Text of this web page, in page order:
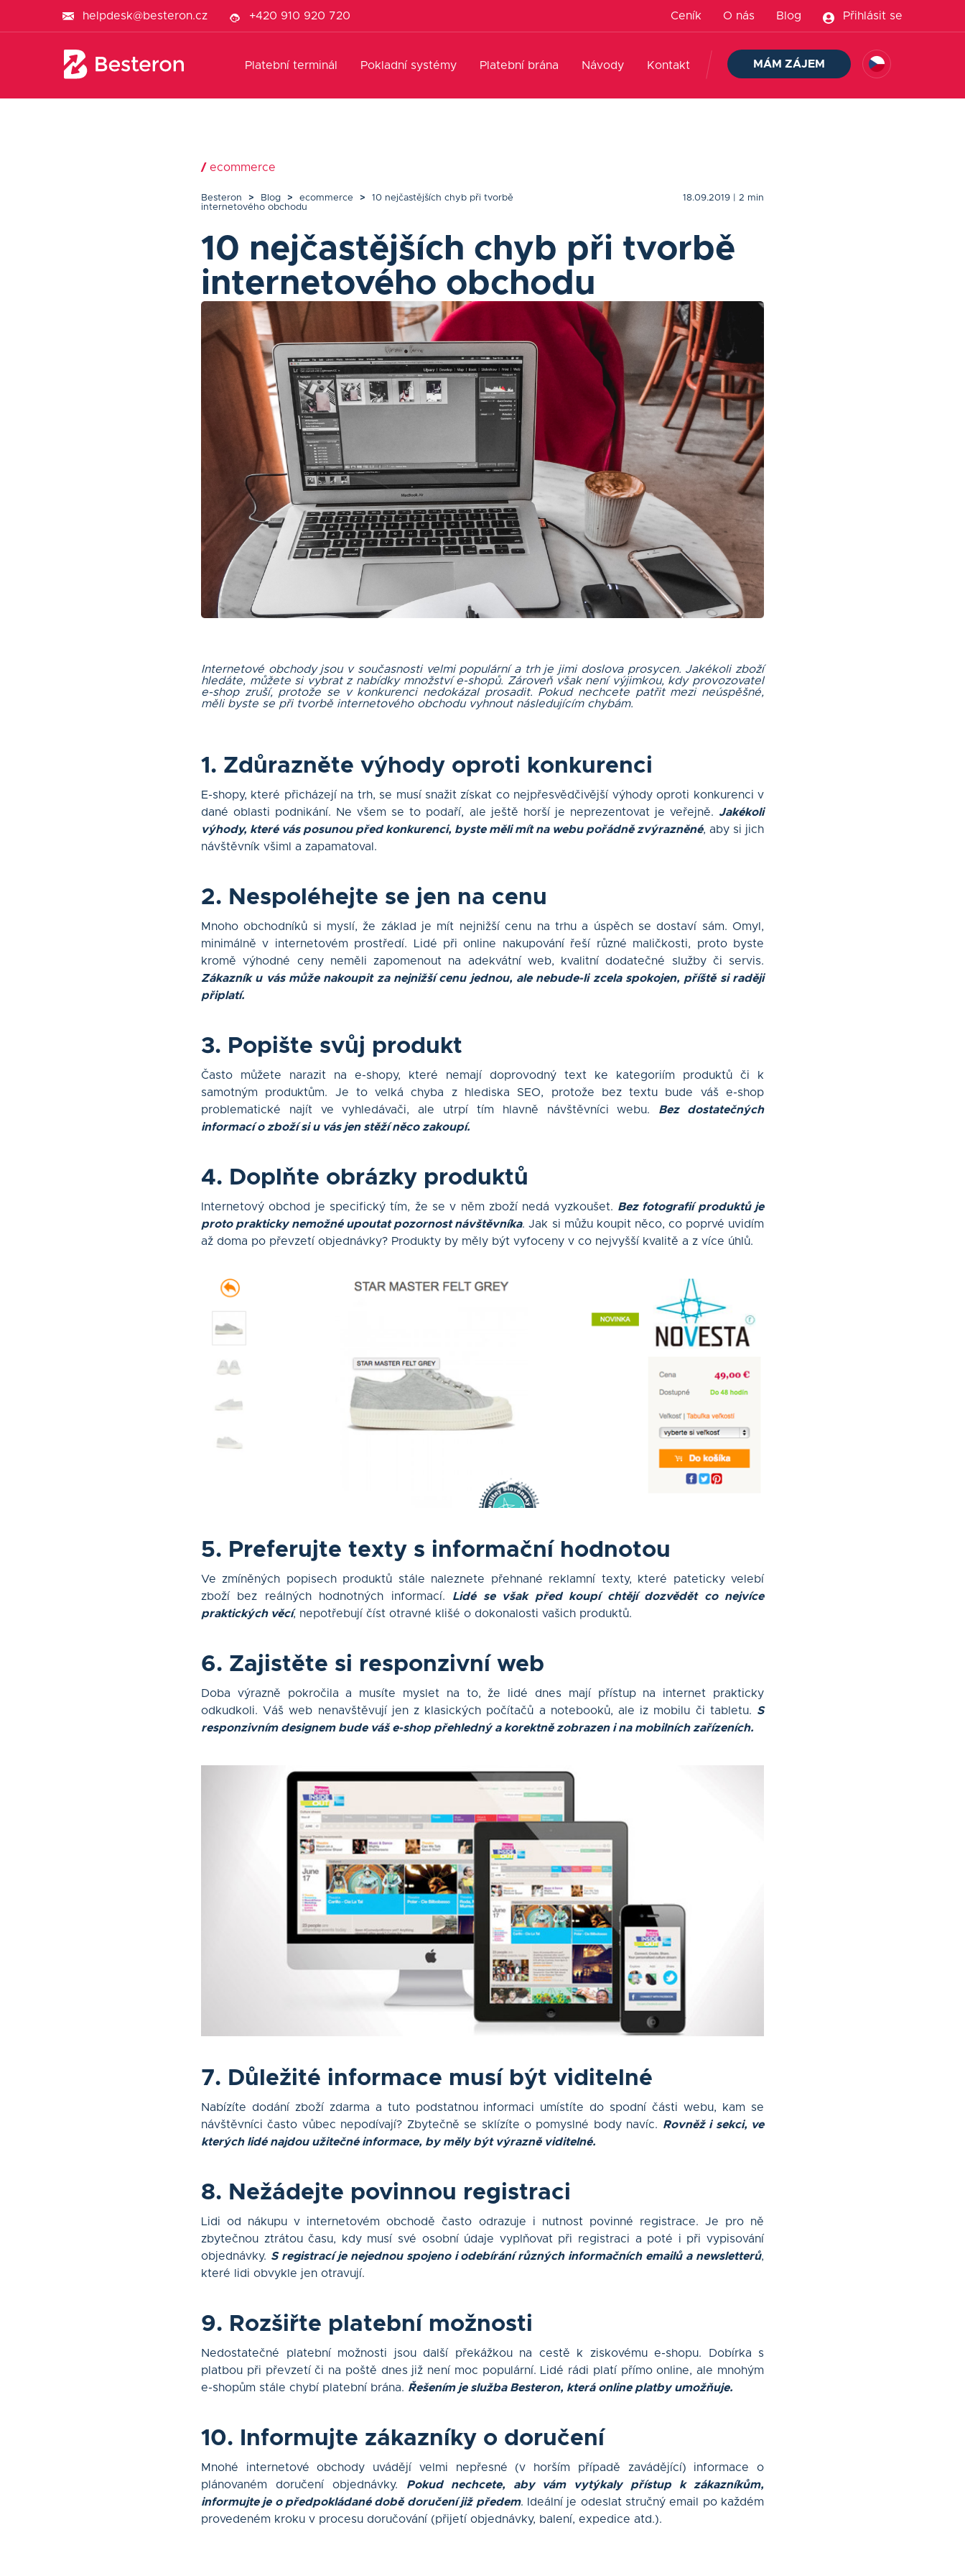
Přihlásit se
Blog
O nás
Ceník
helpdesk@besteron.cz +420 910 920 720
MÁM ZÁJEM
Kontakt
Návody
Platební brána
Pokladní systémy
Platební terminál
/ ecommerce
Besteron > Blog > ecommerce >
10 nejčastějších chyb při tvorbě
internetového obchodu
18.09.2019 | 2 min
10 nejčastějších chyb při tvorbě
internetového obchodu
Internetové obchody jsou v současnosti velmi populární a trh je jimi doslova prosycen. Jakékoli zboží
hledáte, můžete si vybrat z nabídky množství e-shopů. Zároveň však není výjimkou, kdy provozovatel
e-shop zruší, protože se v konkurenci nedokázal prosadit. Pokud nechcete patřit mezi neúspěšné,
měli byste se při tvorbě internetového obchodu vyhnout následujícím chybám.
1. Zdůrazněte výhody oproti konkurenci
E-shopy, které přicházejí na trh, se musí snažit získat co nejpřesvědčivější výhody oproti konkurenci v
dané oblasti podnikání. Ne všem se to podaří, ale ještě horší je neprezentovat je veřejně. Jakékoli
výhody, které vás posunou před konkurenci, byste měli mít na webu pořádně zvýrazněné, aby si jich
návštěvník všiml a zapamatoval.
2. Nespoléhejte se jen na cenu
Mnoho obchodníků si myslí, že základ je mít nejnižší cenu na trhu a úspěch se dostaví sám. Omyl,
minimálně v internetovém prostředí. Lidé při online nakupování řeší různé maličkosti, proto byste
kromě výhodné ceny neměli zapomenout na adekvátní web, kvalitní dodatečné služby či servis.
Zákazník u vás může nakoupit za nejnižší cenu jednou, ale nebude-li zcela spokojen, příště si raději
připlatí.
3. Popište svůj produkt
Často můžete narazit na e-shopy, které nemají doprovodný text ke kategoriím produktů či k
samotným produktům. Je to velká chyba z hlediska SEO, protože bez textu bude váš e-shop
problematické najít ve vyhledávači, ale utrpí tím hlavně návštěvníci webu. Bez dostatečných
informací o zboží si u vás jen stěží něco zakoupí.
4. Doplňte obrázky produktů
Internetový obchod je specifický tím, že se v něm zboží nedá vyzkoušet. Bez fotografií produktů je
proto prakticky nemožné upoutat pozornost návštěvníka. Jak si můžu koupit něco, co poprvé uvidím
až doma po převzetí objednávky? Produkty by měly být vyfoceny v co nejvyšší kvalitě a z více úhlů.
5. Preferujte texty s informační hodnotou
Ve zmíněných popisech produktů stále naleznete přehnané reklamní texty, které pateticky velebí
zboží bez reálných hodnotných informací. Lidé se však před koupí chtějí dozvědět co nejvíce
praktických věcí, nepotřebují číst otravné klišé o dokonalosti vašich produktů.
6. Zajistěte si responzivní web
Doba výrazně pokročila a musíte myslet na to, že lidé dnes mají přístup na internet prakticky
odkudkoli. Váš web nenavštěvují jen z klasických počítačů a notebooků, ale iz mobilu či tabletu. S
responzivním designem bude váš e-shop přehledný a korektně zobrazen i na mobilních zařízeních.
7. Důležité informace musí být viditelné
Nabízíte dodání zboží zdarma a tuto podstatnou informaci umístíte do spodní části webu, kam se
návštěvníci často vůbec nepodívají? Zbytečně se sklízíte o pomyslné body navíc. Rovněž i sekci, ve
kterých lidé najdou užitečné informace, by měly být výrazně viditelné.
8. Nežádejte povinnou registraci
Lidi od nákupu v internetovém obchodě často odrazuje i nutnost povinné registrace. Je pro ně
zbytečnou ztrátou času, kdy musí své osobní údaje vyplňovat při registraci a poté i při vypisování
objednávky. S registrací je nejednou spojeno i odebírání různých informačních emailů a newsletterů,
které lidi obvykle jen otravují.
9. Rozšiřte platební možnosti
Nedostatečné platební možnosti jsou další překážkou na cestě k ziskovému e-shopu. Dobírka s
platbou při převzetí či na poště dnes již není moc populární. Lidé rádi platí přímo online, ale mnohým
e-shopům stále chybí platební brána. Řešením je služba Besteron, která online platby umožňuje.
10. Informujte zákazníky o doručení
Mnohé internetové obchody uvádějí velmi nepřesné (v horším případě zavádějící) informace o
plánovaném doručení objednávky. Pokud nechcete, aby vám vytýkaly přístup k zákazníkům,
informujte je o předpokládané době doručení již předem. Ideální je odeslat stručný email po každém
provedeném kroku v procesu doručování (přijetí objednávky, balení, expedice atd.).